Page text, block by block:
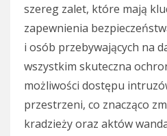
szereg zalet, które mają
zapewnienia
i osób przebywających na
wszystkim skuteczna
możliwości dostępu
przestrzeni, co znacząco
kradzieży oraz aktów